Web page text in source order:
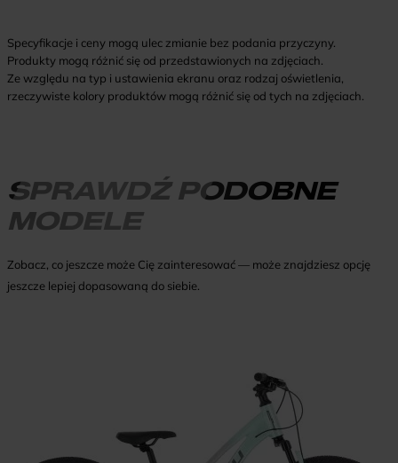
Specyfikacje i ceny mogą ulec zmianie bez podania przyczyny.
Produkty mogą różnić się od przedstawionych na zdjęciach.
Ze względu na typ i ustawienia ekranu oraz rodzaj oświetlenia,
rzeczywiste kolory produktów mogą różnić się od tych na zdjęciach.
SPRAWDŹ PODOBNE
MODELE
Zobacz, co jeszcze może Cię zainteresować — może znajdziesz opcję
jeszcze lepiej dopasowaną do siebie.